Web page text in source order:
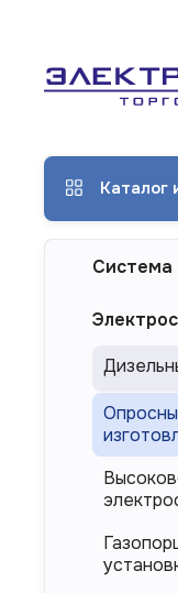
Каталог
ТДСистема